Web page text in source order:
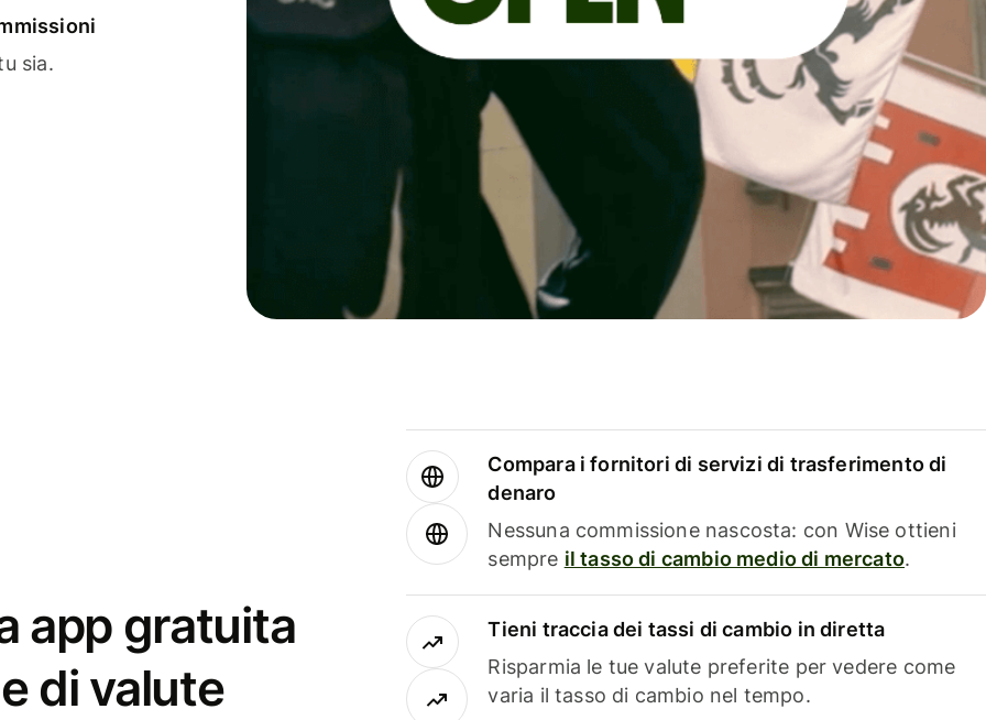
sia.
app gratuita
di valute
Compara i fornitori di servizi di trasferimento di
denaro
Nessuna commissione nascosta: con Wise ottieni
sempre il tasso di cambio medio di mercato.
Tieni traccia dei tassi di cambio in diretta
Risparmia le tue valute preferite per vedere come
varia il tasso di cambio nel tempo.